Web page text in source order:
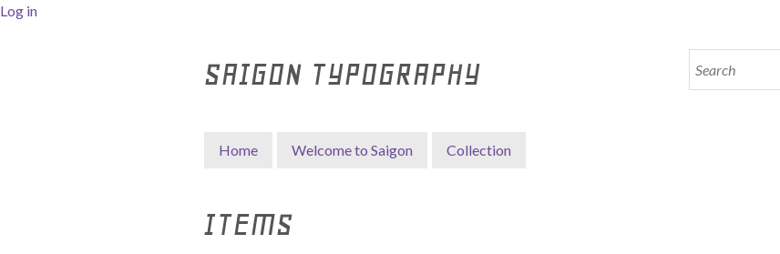
Log in
SAIGON TYPOGRAPHY
Home Welcome to Saigon Collection
ITEMS